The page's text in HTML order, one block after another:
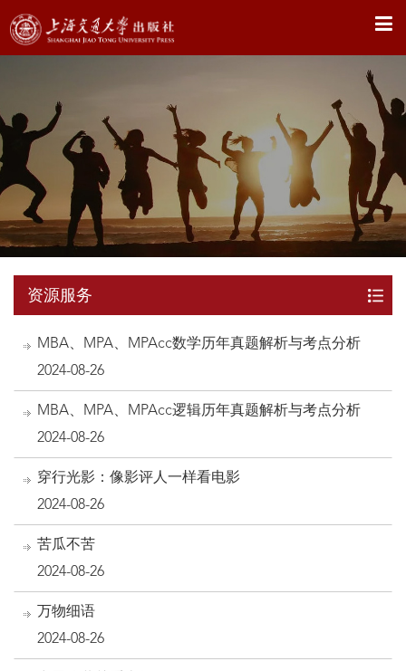
X
资源服务
MBA、MPA、MPAcc数学历年真题解析与考点分析
2024-08-26
MBA、MPA、MPAcc逻辑历年真题解析与考点分析
2024-08-26
穿行光影：像影评人一样看电影
2024-08-26
苦瓜不苦
2024-08-26
万物细语
2024-08-26